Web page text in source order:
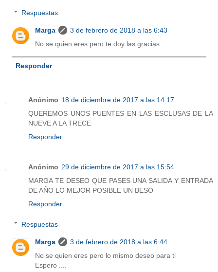
Respuestas
Marga
3 de febrero de 2018 a las 6:43
No se quien eres pero te doy las gracias
Responder
Anónimo 18 de diciembre de 2017 a las 14:17
QUEREMOS UNOS PUENTES EN LAS ESCLUSAS DE LA
NUEVE A LA TRECE
Responder
Anónimo 29 de diciembre de 2017 a las 15:54
MARGA TE DESEO QUE PASES UNA SALIDA Y ENTRADA
DE AÑO LO MEJOR POSIBLE UN BESO
Responder
Respuestas
Marga
3 de febrero de 2018 a las 6:44
No se quien eres pero lo mismo deseo para ti
Espero ....